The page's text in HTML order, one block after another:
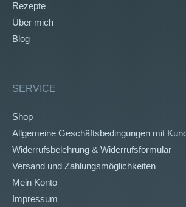
Rezepte
Über mich
Blog
SERVICE
Shop
Allgemeine Geschäftsbedingungen mit
Widerrufsbelehrung & Widerrufsformular
Versand und Zahlungsmöglichkeiten
Mein Konto
Impressum